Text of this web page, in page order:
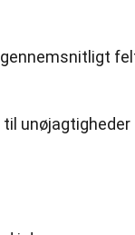
unøjagtigheder